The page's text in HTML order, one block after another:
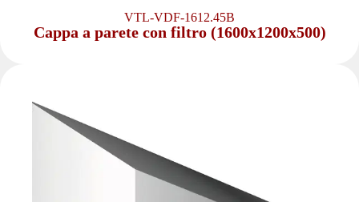
VTL-VDF-1612.45B
Cappa a parete con filtro (1600x1200x500)